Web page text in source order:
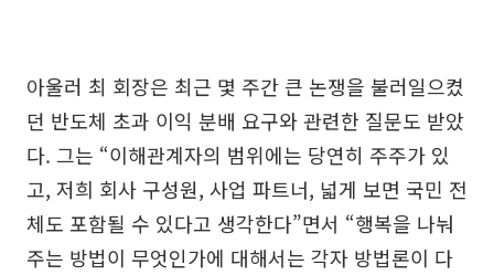
아울러 최 회장은 최근 몇 주간 큰 논쟁을 불러일으켰
던 반도체 초과 이익 분배 요구와 관련한 질문도 받았
다. 그는 “이해관계자의 범위에는 당연히 주주가 있
고, 저희 회사 구성원, 사업 파트너, 넓게 보면 국민 전
체도 포함될 수 있다고 생각한다”면서 “행복을 나눠
주는 방법이 무엇인가에 대해서는 각자 방법론이 다